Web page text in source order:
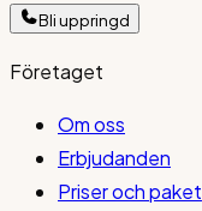
Bli uppringd
Företaget
Om oss
Erbjudanden
Priser och paket